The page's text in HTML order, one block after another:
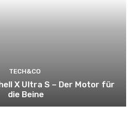
TECH&CO
X Ultra S – Der Motor für
die Beine